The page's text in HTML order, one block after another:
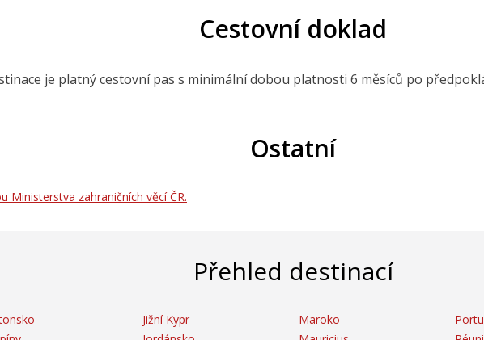
Cestovní doklad
je platný cestovní pas s minimální dobou platnosti 6 měsíců po
Ostatní
Ministerstva zahraničních věcí ČR.
Přehled destinací
Jižní Kypr
Maroko